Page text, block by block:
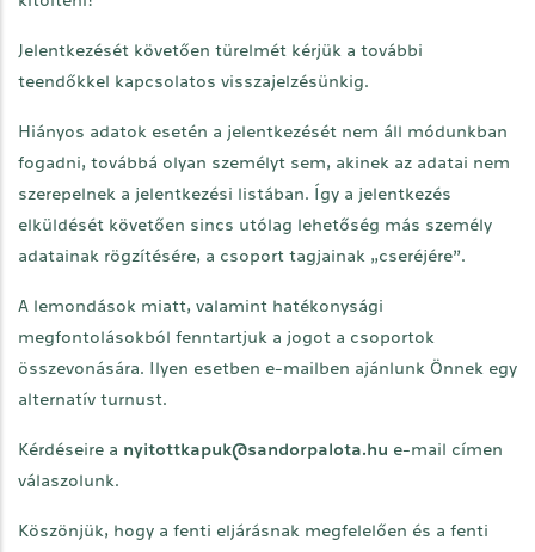
Jelentkezését követően türelmét kérjük a további
teendőkkel kapcsolatos visszajelzésünkig.
Hiányos adatok esetén a jelentkezését nem áll módunkban
fogadni, továbbá olyan személyt sem, akinek az adatai nem
szerepelnek a jelentkezési listában. Így a jelentkezés
elküldését követően sincs utólag lehetőség más személy
adatainak rögzítésére, a csoport tagjainak „cseréjére”.
A lemondások miatt, valamint hatékonysági
megfontolásokból fenntartjuk a jogot a csoportok
összevonására. Ilyen esetben e-mailben ajánlunk Önnek egy
alternatív turnust.
Kérdéseire a nyitottkapuk@sandorpalota.hu e-mail címen
válaszolunk.
Köszönjük, hogy a fenti eljárásnak megfelelően és a fenti